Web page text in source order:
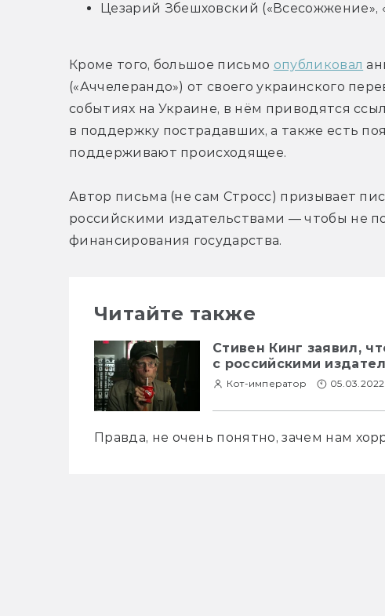
Цезарий Збешховский («Всесожжение»,
Кроме того, большое письмо опубликовал
(«Аччелерандо») от своего украинского
событиях на Украине, в нём приводятся
в поддержку пострадавших, а также есть
поддерживают происходящее.
Автор письма (не сам Стросс) призывает
российскими издательствами — чтобы не
финансирования государства.
Читайте также
Стивен Кинг заявил,
с российскими
Кот-император 05.03.2022
Правда, не очень понятно, зачем нам